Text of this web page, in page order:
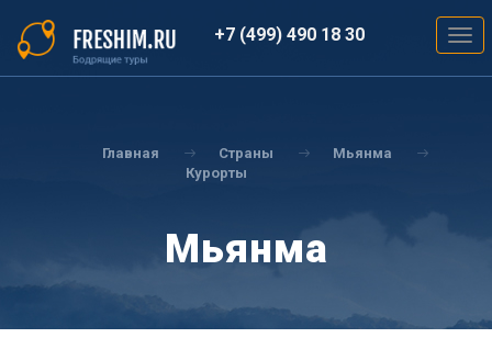
основному
содержанию
+7 (499) 490 18 30
Главная Страны
Мьянма
Курорты
Мьянма